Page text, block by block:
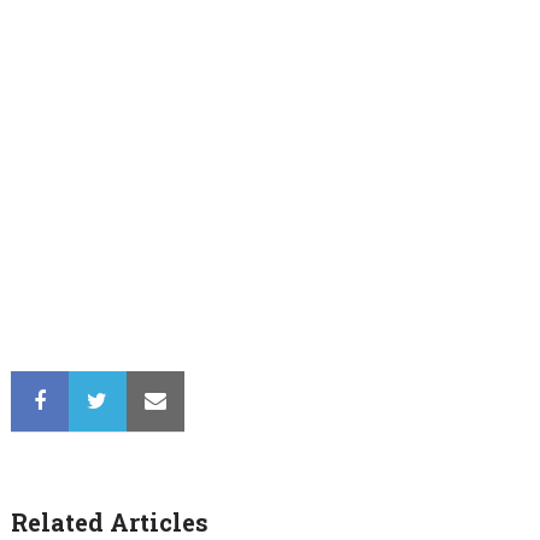
Related Articles